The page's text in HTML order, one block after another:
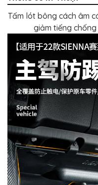
Tấm lót bông cách âm
giảm tiếng